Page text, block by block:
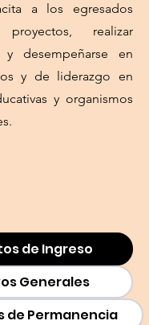
a los egresados
realizar
y desempeñarse en
y de liderazgo en
y organismos
de Ingreso
Generales
de Permanencia